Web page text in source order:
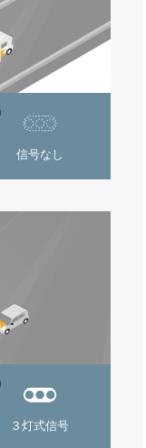
信号なし
３灯式信号